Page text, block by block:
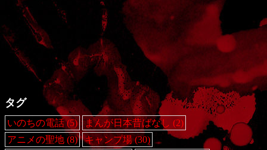
タグ
いのちの電話(5) まんが日本昔ばなし (2)
アニメの聖地 (8) キャンプ場(30)